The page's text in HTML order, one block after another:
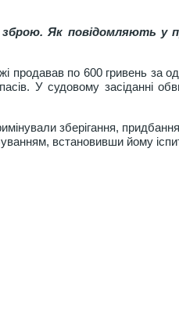
Як повідомляють у
продавав по 600 гривень за
У судовому засіданні
зберігання,
встановивши йому